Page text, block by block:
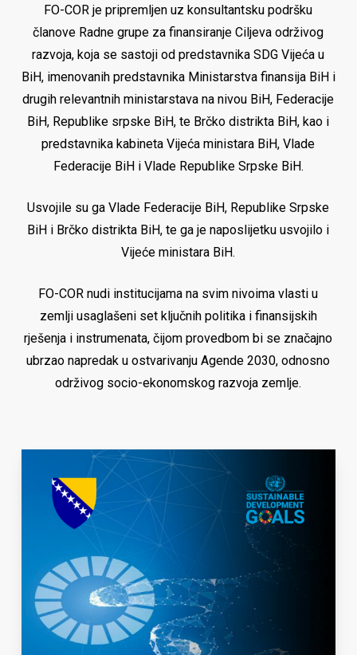
FO-COR je pripremljen uz konsultantsku podršku
članove Radne grupe za finansiranje Ciljeva održivog
razvoja, koja se sastoji od predstavnika SDG Vijeća u
BiH, imenovanih predstavnika Ministarstva finansija BiH i
drugih relevantnih ministarstava na nivou BiH, Federacije
BiH, Republike srpske BiH, te Brčko distrikta BiH, kao i
predstavnika kabineta Vijeća ministara BiH, Vlade
Federacije BiH i Vlade Republike Srpske BiH.
Usvojile su ga Vlade Federacije BiH, Republike Srpske
BiH i Brčko distrikta BiH, te ga je naposlijetku usvojilo i
Vijeće ministara BiH.
FO-COR nudi institucijama na svim nivoima vlasti u
zemlji usaglašeni set ključnih politika i finansijskih
rješenja i instrumenata, čijom provedbom bi se značajno
ubrzao napredak u ostvarivanju Agende 2030, odnosno
održivog socio-ekonomskog razvoja zemlje.